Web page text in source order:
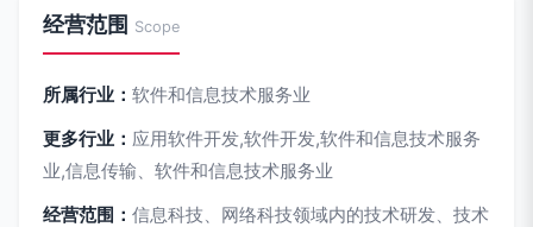
经营范围 Scope
所属行业： 软件和信息技术服务业
更多行业： 应用软件开发,软件开发,软件和信息技术服务
业,信息传输、软件和信息技术服务业
经营范围： 信息科技、网络科技领域内的技术研发、技术